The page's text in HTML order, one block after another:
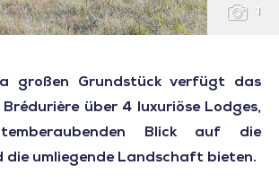
1
großen Grundstück verfügt das
über 4 luxuriöse Lodges,
Blick auf die
die umliegende Landschaft bieten.